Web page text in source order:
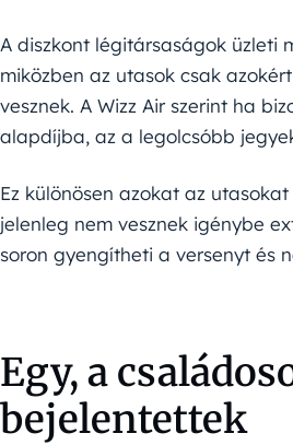
A diszkont légitársaságok üzleti
miközben az utasok csak
vesznek. A Wizz Air szerint ha
alapdíjba, az a legolcsóbb
Ez különösen azokat az
jelenleg nem vesznek igénybe
soron gyengítheti a versenyt és
Egy, a
bejelentettek